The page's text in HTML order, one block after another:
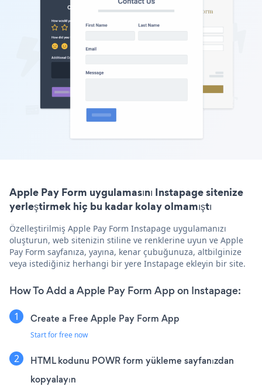
Apple Pay Form uygulamasını Instapage sitenize
yerleştirmek hiç bu kadar kolay olmamıştı
Özelleştirilmiş Apple Pay Form Instapage uygulamanızı
oluşturun, web sitenizin stiline ve renklerine uyun ve Apple
Pay Form sayfanıza, yayına, kenar çubuğunuza, altbilginize
veya istediğiniz herhangi bir yere Instapage ekleyin bir site.
How To Add a Apple Pay Form App on Instapage:
Create a Free Apple Pay Form App
Start for free now
HTML kodunu POWR form yükleme sayfanızdan
kopyalayın